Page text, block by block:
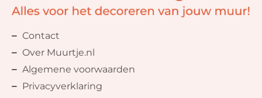
Contact
Over Muurtje.nl
Algemene voorwaarden
Privacyverklaring